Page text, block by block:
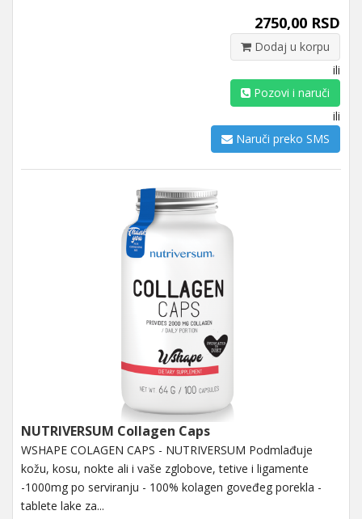
2750,00 RSD
Dodaj u korpu
ili
Pozovi i naruči
ili
Naruči preko SMS
NUTRIVERSUM Collagen Caps
WSHAPE COLAGEN CAPS - NUTRIVERSUM Podmlađuje
kožu, kosu, nokte ali i vaše zglobove, tetive i ligamente
-1000mg po serviranju - 100% kolagen goveđeg porekla -
tablete lake za...